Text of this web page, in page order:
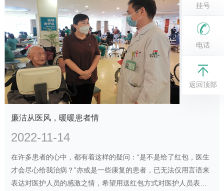
廉洁从医风，暖暖患者情
2022-11-14
​在许多患者的心中，都有着这样的疑问：“是不是给了红包，医生
才会尽心给我治病？”亦或是一些康复的患者，已无法仅用言语来
表达对医护人员的感激之情，希望用送红包方式对医护人员表达
挂号
电话
返回顶部